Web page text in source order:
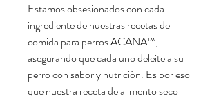
Estamos obsesionados con cada
ingrediente de nuestras recetas de
comida para perros ACANA™,
asegurando que cada uno deleite a su
perro con sabor y nutrición. Es por eso
que nuestra receta de alimento seco